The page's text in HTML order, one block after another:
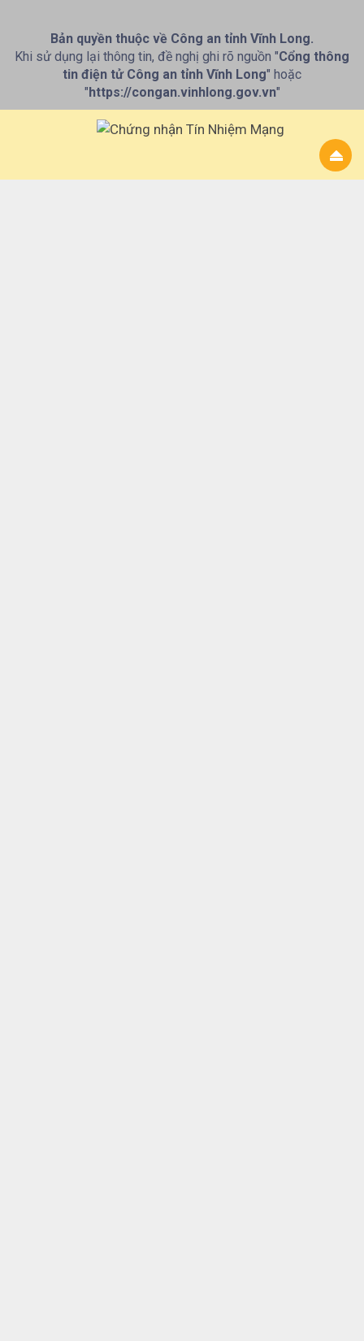
Bản quyền thuộc về Công an tỉnh Vĩnh Long.
Khi sử dụng lại thông tin, đề nghị ghi rõ nguồn "Cổng thông
tin điện tử Công an tỉnh Vĩnh Long" hoặc
"https://congan.vinhlong.gov.vn"